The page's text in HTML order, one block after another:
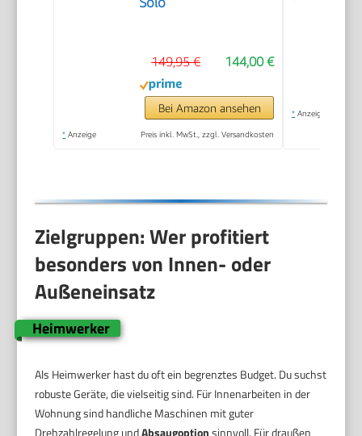
144,00 €
149,95 €
Bei Amazon ansehen
* Anzeige Preis inkl. MwSt., zzgl. Versandkosten
* Anzeige
Zielgruppen: Wer profitiert
besonders von Innen- oder
Außeneinsatz
Heimwerker
Als Heimwerker hast du oft ein begrenztes Budget. Du suchst
robuste Geräte, die vielseitig sind. Für Innenarbeiten in der
Wohnung sind handliche Maschinen mit guter
Drehzahlregelung undAbsaugoptionsinnvoll. Für draußen